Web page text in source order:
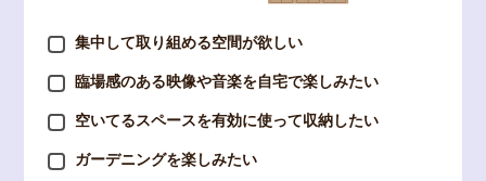
集中して取り組める空間が欲しい
臨場感のある映像や音楽を自宅で楽しみたい
空いてるスペースを有効に使って収納したい
ガーデニングを楽しみたい